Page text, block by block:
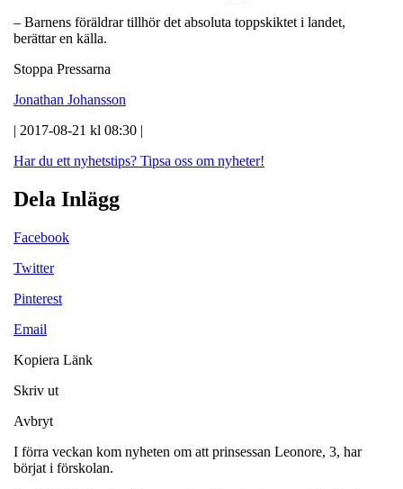
– Barnens föräldrar tillhör det absoluta toppskiktet i landet,
berättar en källa.
Stoppa Pressarna
Jonathan Johansson
| 2017-08-21 kl 08:30 |
Har du ett nyhetstips? Tipsa oss om nyheter!
Dela Inlägg
Facebook
Twitter
Pinterest
Email
Kopiera Länk
Skriv ut
Avbryt
I förra veckan kom nyheten om att prinsessan Leonore, 3, har
börjat i förskolan.